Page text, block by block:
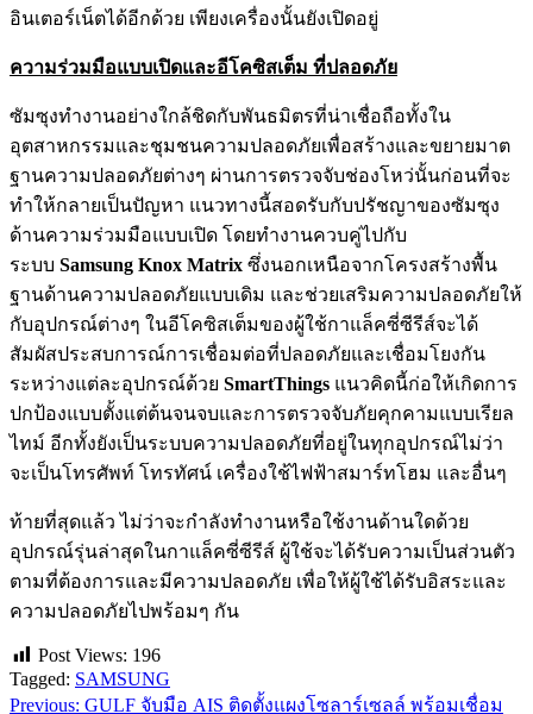
อินเตอร์เน็ตได้อีกด้วย เพียงเครื่องนั้นยังเปิดอยู่
ความร่วมมือแบบเปิดและอีโคซิสเต็ม ที่ปลอดภัย
ซัมซุงทำงานอย่างใกล้ชิดกับพันธมิตรที่น่าเชื่อถือทั้งใน
อุตสาหกรรมและชุมชนความปลอดภัยเพื่อสร้างและขยายมาต
ฐานความปลอดภัยต่างๆ ผ่านการตรวจจับช่องโหว่นั้นก่อนที่จะ
ทำให้กลายเป็นปัญหา แนวทางนี้สอดรับกับปรัชญาของซัมซุง
ด้านความร่วมมือแบบเปิด โดยทำงานควบคู่ไปกับ
ระบบ Samsung Knox Matrix ซึ่งนอกเหนือจากโครงสร้างพื้น
ฐานด้านความปลอดภัยแบบเดิม และช่วยเสริมความปลอดภัยให้
กับอุปกรณ์ต่างๆ ในอีโคซิสเต็มของผู้ใช้กาแล็คซี่ซีรีส์จะได้
สัมผัสประสบการณ์การเชื่อมต่อที่ปลอดภัยและเชื่อมโยงกัน
ระหว่างแต่ละอุปกรณ์ด้วย SmartThings แนวคิดนี้ก่อให้เกิดการ
ปกป้องแบบตั้งแต่ต้นจนจบและการตรวจจับภัยคุกคามแบบเรียล
ไทม์ อีกทั้งยังเป็นระบบความปลอดภัยที่อยู่ในทุกอุปกรณ์ไม่ว่า
จะเป็นโทรศัพท์ โทรทัศน์ เครื่องใช้ไฟฟ้าสมาร์ทโฮม และอื่นๆ
ท้ายที่สุดแล้ว ไม่ว่าจะกำลังทำงานหรือใช้งานด้านใดด้วย
อุปกรณ์รุ่นล่าสุดในกาแล็คซี่ซีรีส์ ผู้ใช้จะได้รับความเป็นส่วนตัว
ตามที่ต้องการและมีความปลอดภัย เพื่อให้ผู้ใช้ได้รับอิสระและ
ความปลอดภัยไปพร้อมๆ กัน
Post Views: 196
Tagged: SAMSUNG
Previous: GULF จับมือ AIS ติดตั้งแผงโซลาร์เซลล์ พร้อมเชื่อม